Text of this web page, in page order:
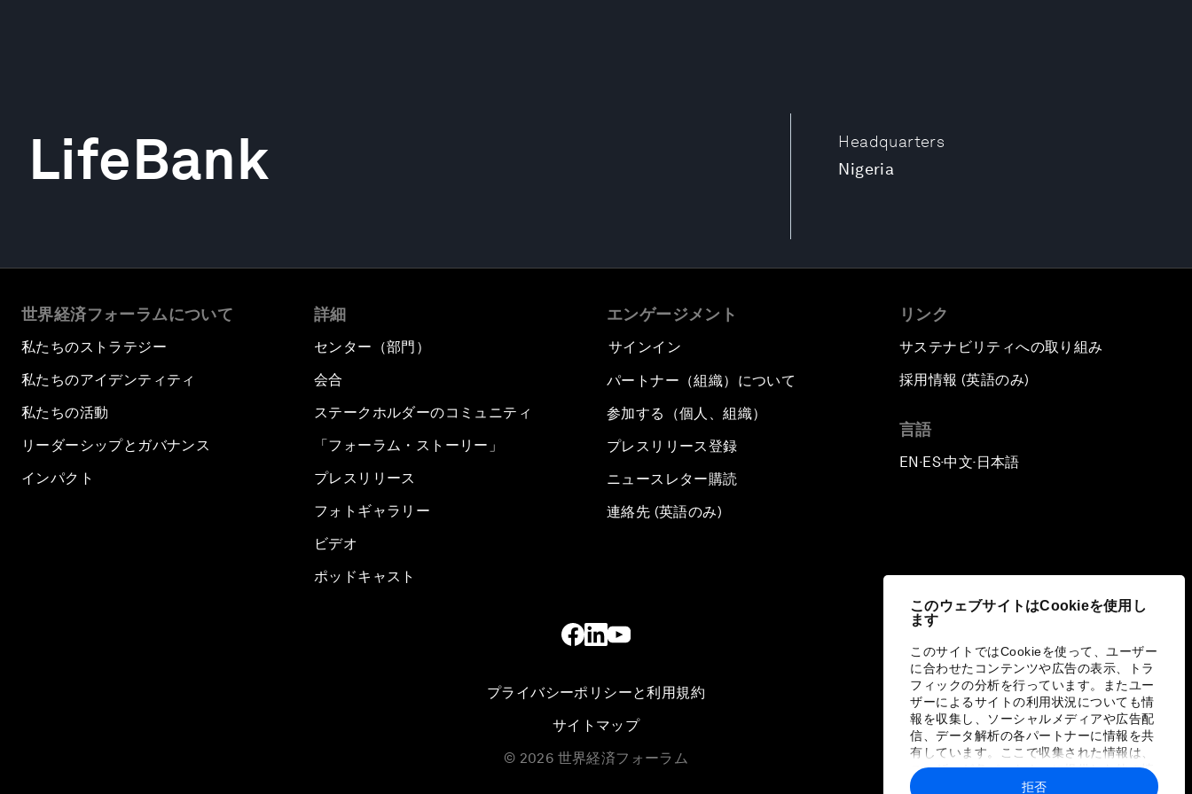
このウェブサイトはCookieを使用し
ます
このサイトではCookieを使って、ユーザー
に合わせたコンテンツや広告の表示、トラ
フィックの分析を行っています。またユー
ザーによるサイトの利用状況についても情
報を収集し、ソーシャルメディアや広告配
信、データ解析の各パートナーに情報を共
有しています。ここで収集された情報は、
ユーザーが各パートナーに提供した他の情
報や各パートナーのサービスを使用した際
拒否
Headquarters
Nigeria
LifeBank
世界経済フォーラムについて
私たちのストラテジー
私たちのアイデンティティ
私たちの活動
リーダーシップとガバナンス
インパクト
詳細
センター（部門）
会合
ステークホルダーのコミュニティ
「フォーラム・ストーリー」
プレスリリース
フォトギャラリー
ビデオ
ポッドキャスト
エンゲージメント
サインイン
パートナー（組織）について
参加する（個人、組織）
プレスリリース登録
ニュースレター購読
連絡先 (英語のみ)
リンク
サステナビリティへの取り組み
採用情報 (英語のみ)
言語
EN ▪ES▪中文▪ 日本語
プライバシーポリシーと利用規約
サイトマップ
© 2026 世界経済フォーラム